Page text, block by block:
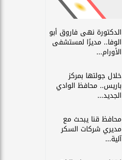
الدكتورة نهى فاروق أبو
الوفا.. مديرًا لمستشفى
الأورام...
خلال جولتها بمركز
باريس.. محافظ الوادي
الجديد...
محافظ قنا يبحث مع
مديري شركات السكر
آلية...